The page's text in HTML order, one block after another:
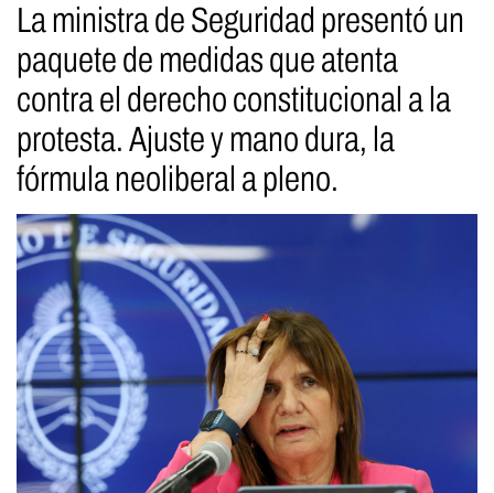
La ministra de Seguridad presentó un
paquete de medidas que atenta
contra el derecho constitucional a la
protesta. Ajuste y mano dura, la
fórmula neoliberal a pleno.